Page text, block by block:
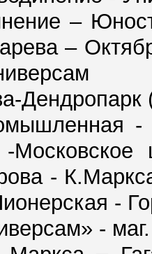
–
–
Дендропарк
-
-
-
-
-